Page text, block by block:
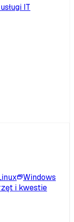
IT
Windows
i kwestie